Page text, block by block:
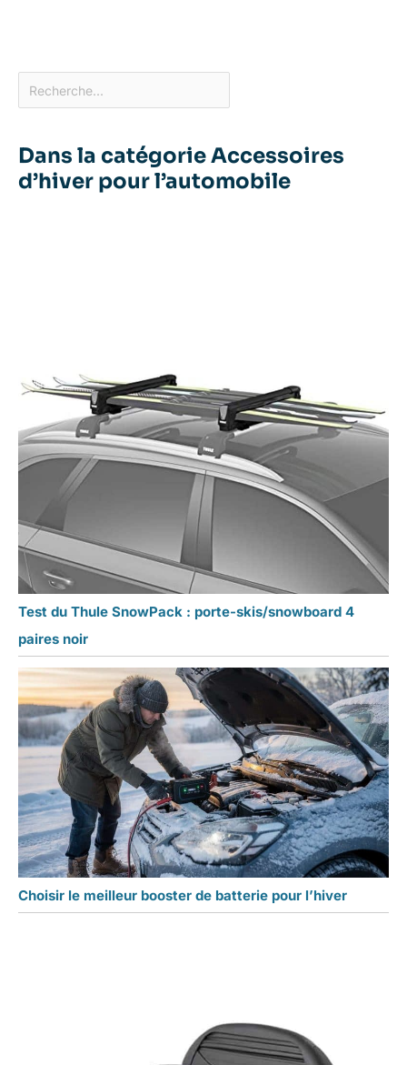
Dans la catégorie Accessoires
d’hiver pour l’automobile
Test du Thule SnowPack : porte-skis/snowboard 4
paires noir
Choisir le meilleur booster de batterie pour l’hiver